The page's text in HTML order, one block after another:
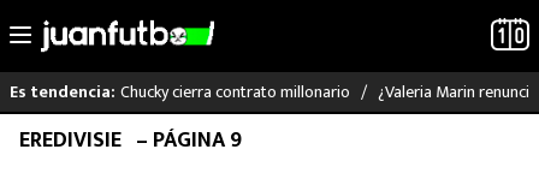
Saltar
Es tendencia: Chucky cierra contrato millonario ¿Valeria Marin
LO ÚLTIMO
EREDIVISIE – PÁGINA 9